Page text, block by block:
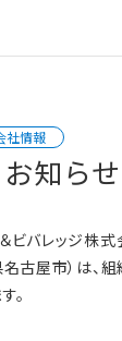
社情報
知らせ
ビバレッジ株
古屋市）は、
。